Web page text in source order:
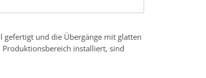
gefertigt und die Übergänge mit glatten
Produktionsbereich installiert, sind